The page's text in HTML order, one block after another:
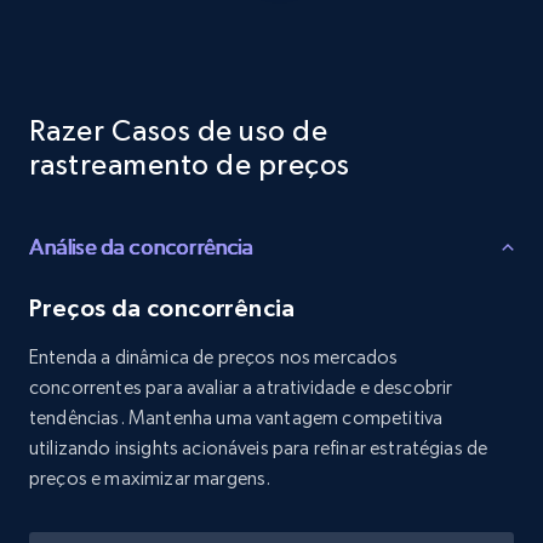
URL, Product id, Listing inventory id, Title, Rating,
price, and more.
1.9K+ 323+ Comece agora
Amazon products search
Razer Casos de uso de
rastreamento de preços
Análise da concorrência
Preços da concorrência
Entenda a dinâmica de preços nos mercados
concorrentes para avaliar a atratividade e descobrir
tendências. Mantenha uma vantagem competitiva
utilizando insights acionáveis para refinar estratégias de
preços e maximizar margens.